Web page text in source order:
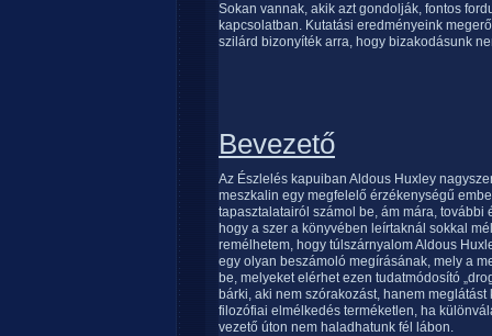
Sokan vannak, akik azt gondolják, fontos
kapcsolatban. Kutatási eredményeink
szilárd bizonyíték arra, hogy bizakodásunk
Bevezető
Az Észlelés kapuiban Aldous Huxley
meszkalin egy megfelelő érzékenységű
tapasztalatairól számol be, ám mára,
hogy a szer a könyvében leírtaknál sokkal
remélhetem, hogy túlszárnyalom Aldous
egy olyan beszámoló megírásának, mely a
be, melyeket elérhet ezen tudatmódosító
bárki, aki nem szórakozást, hanem
filozófiai elmélkedés terméketlen, ha
vezető úton nem haladhatunk fél lábon.